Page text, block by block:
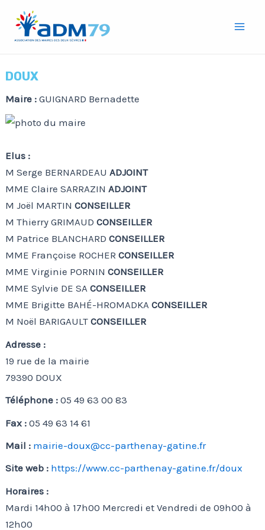
contenu
DOUX
Maire :GUIGNARD Bernadette
Elus :
M Serge BERNARDEAUADJOINT
MME Claire SARRAZINADJOINT
M Joël MARTINCONSEILLER
M Thierry GRIMAUDCONSEILLER
M Patrice BLANCHARDCONSEILLER
MME Françoise ROCHERCONSEILLER
MME Virginie PORNINCONSEILLER
MME Sylvie DE SACONSEILLER
MME Brigitte BAHÉ-HROMADKACONSEILLER
M Noël BARIGAULTCONSEILLER
Adresse :
19 rue de la mairie
79390 DOUX
Téléphone :05 49 63 00 83
Fax :05 49 63 14 61
Mail : mairie-doux@cc-parthenay-gatine.fr
Site web : https://www.cc-parthenay-gatine.fr/doux
Horaires :
Mardi 14h00 à 17h00 Mercredi et Vendredi de 09h00 à
12h00